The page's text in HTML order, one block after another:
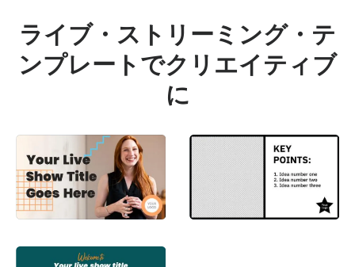
ライブ・ストリーミング・テ
ンプレートでクリエイティブ
に